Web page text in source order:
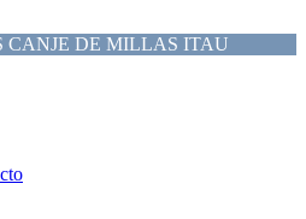
CANJE DE MILLAS ITAU